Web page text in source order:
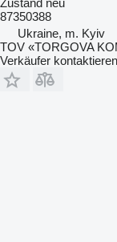
87350388
Ukraine, m. Kyiv
TOV «TORGOVA
Verkäufer kontaktieren